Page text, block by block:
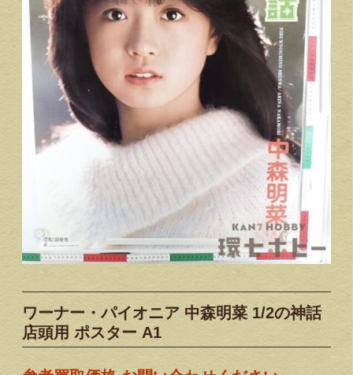
ワーナー・パイオニア 中森明菜 1/2の神話
店頭用 ポスター A1